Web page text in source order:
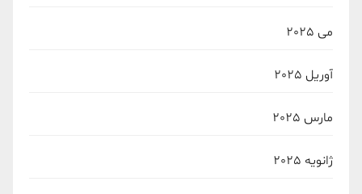
می 2025
آوریل 2025
مارس 2025
ژانویه 2025